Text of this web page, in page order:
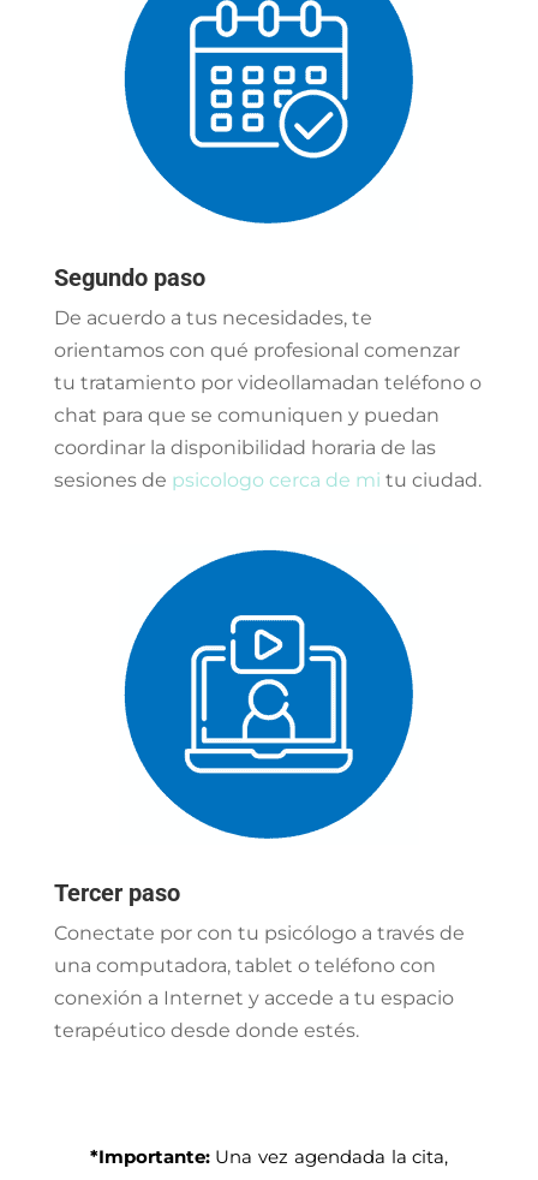
Segundo paso
De acuerdo a tus necesidades, te
orientamos con qué profesional comenzar
tu tratamiento por videollamadan teléfono o
chat para que se comuniquen y puedan
coordinar la disponibilidad horaria de las
sesiones de psicologo cerca de mi tu ciudad.
Tercer paso
Conectate por con tu psicólogo a través de
una computadora, tablet o teléfono con
conexión a Internet y accede a tu espacio
terapéutico desde donde estés.
*Importante:Una vez agendada la cita,